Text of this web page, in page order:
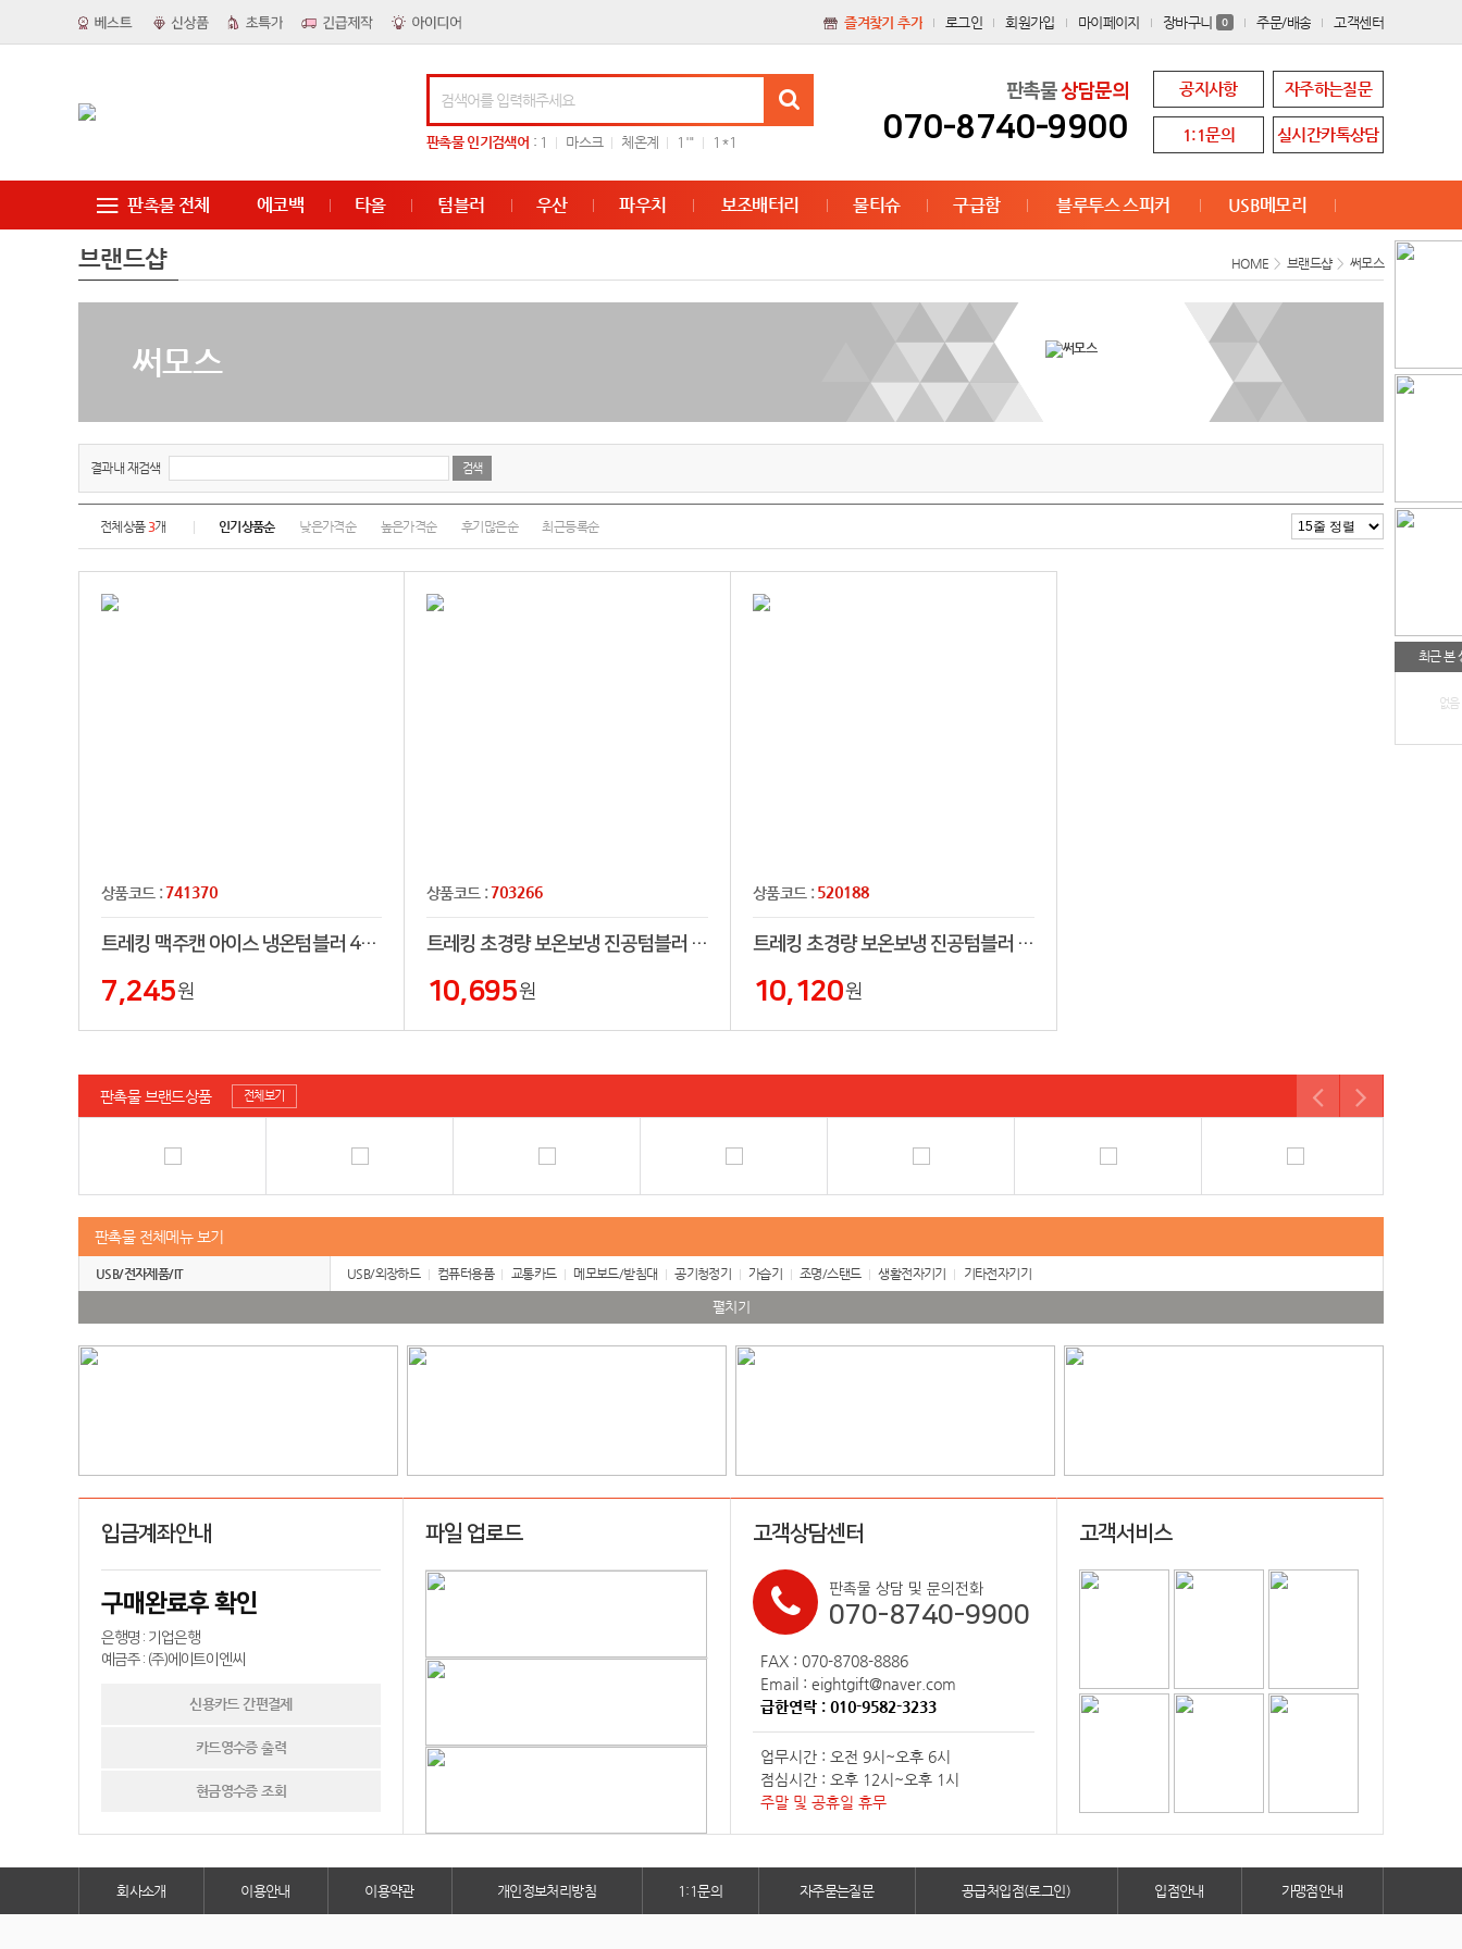
즐겨찾기 추가 로그인 회원가입 마이페이지 장바구니 0 주문/배송 고객센터
판촉물인기검색어 : 1 마스크 체온계 1'" 1*1
판촉물상담문의
070-8740-9900
공지사항 자주하는질문
1:1문의 실시간카톡상담
판촉물 전체 에코백 타올 텀블러 우산 파우치 보조배터리 물티슈 구급함 블루투스 스피커 USB메모리
최근 본
없음
브랜드샵 HOME > 브랜드샵 > 써모스
써모스
결과내 재검색
전체상품 3개 인기상품순 낮은가격순 높은가격순 후기많은순 최근등록순
상품코드 :741370
트레킹 맥주캔 아이스 냉온텀블러 450ml
7,245원
상품코드 :703266
트레킹 초경량 보온보냉 진공텀블러 포토450 (포토전사 텀블러)
10,695원
상품코드 : 520188
트레킹 초경량 보온보냉 진공텀블러 포토330 (포토전사 텀블러)
10,120원
판촉물 브랜드상품 전체보기
판촉물 전체메뉴 보기
USB/전자제품/IT USB/외장하드 컴퓨터용품 교통카드 메모보드/받침대 공기청정기 가습기 조명/스탠드 생활전자기기 기타전자기기
펼치기
입금계좌안내
구매완료후 확인
은행명 : 기업은행
예금주 : (주)에이트이엔씨
신용카드 간편결제
카드영수증 출력
현금영수증 조회
파일 업로드 고객상담센터
판촉물 상담 및 문의전화
070-8740-9900
FAX : 070-8708-8886
Email : eightgift@naver.com
급한연락 : 010-9582-3233
업무시간 : 오전 9시~오후 6시
점심시간 : 오후 12시~오후 1시
주말 및 공휴일 휴무
고객서비스
회사소개 이용안내 이용약관 개인정보처리방침 1:1문의 자주묻는질문 공급처입점(로그인) 입점안내 가맹점안내